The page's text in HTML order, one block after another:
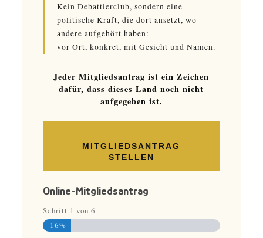
Kein Debattierclub, sondern eine
politische Kraft, die dort ansetzt, wo
andere aufgehört haben:
vor Ort, konkret, mit Gesicht und Namen.
Jeder Mitgliedsantrag ist ein Zeichen
dafür, dass dieses Land noch nicht
aufgegeben ist.
MITGLIEDSANTRAG
STELLEN
Online-Mitgliedsantrag
Schritt 1 von 6
16%